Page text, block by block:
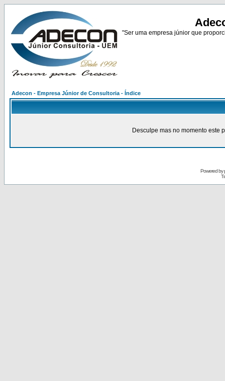
"Ser uma empresa júnior que
Adecon - Empresa Júnior de Consultoria - Índice
Desculpe mas no momento este
Powered by